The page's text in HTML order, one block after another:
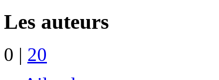
Les auteurs
0 | 20